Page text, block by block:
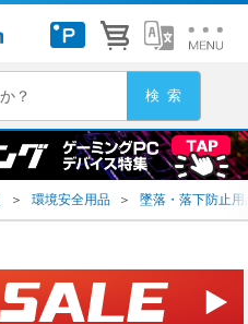
＞ 環境安全用品 ＞ 墜落・落下防止用